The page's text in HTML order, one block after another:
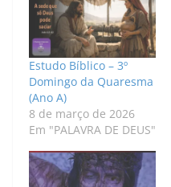
Estudo Bíblico – 3º
Domingo da Quaresma
(Ano A)
8 de março de 2026
Em "PALAVRA DE DEUS"